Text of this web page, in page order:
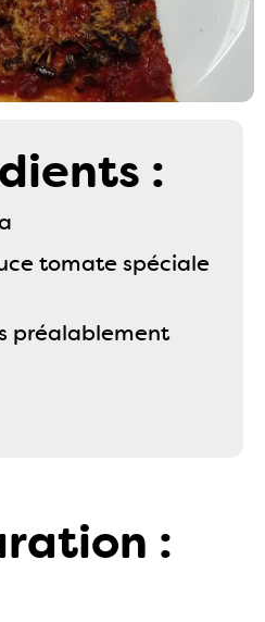
:
tomate spéciale
préalablement
: